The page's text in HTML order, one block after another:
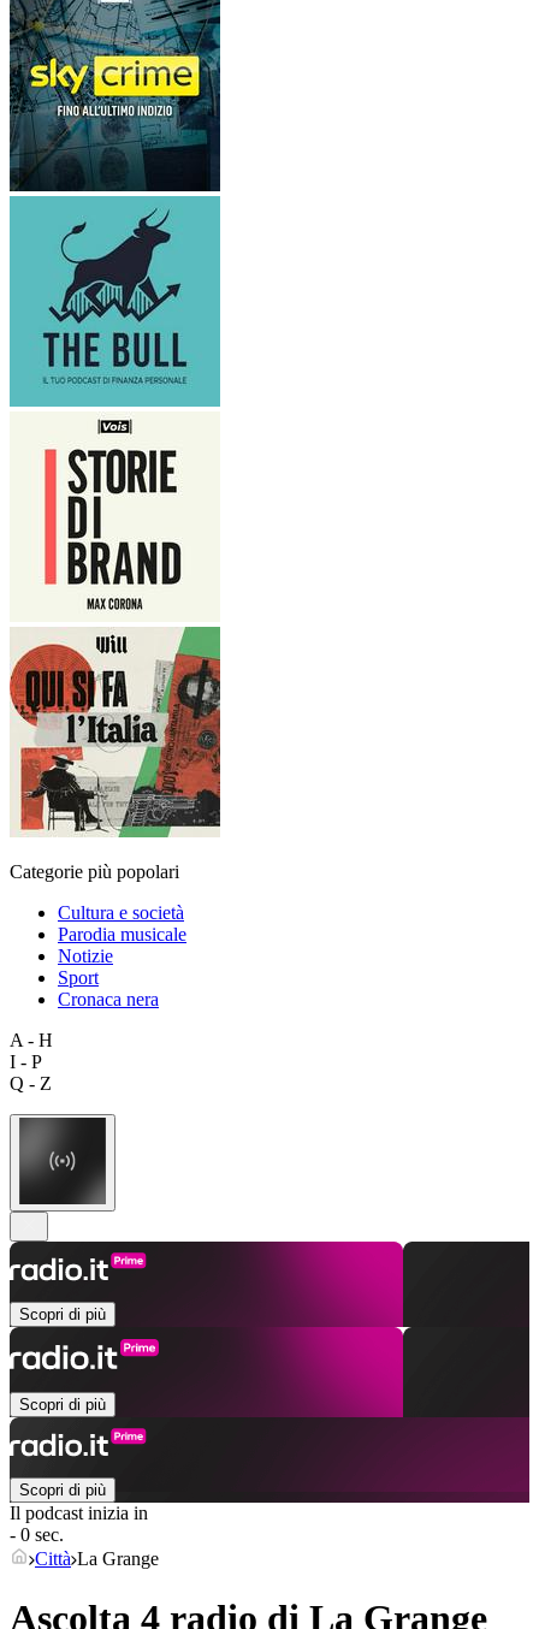
Categorie più popolari
Cultura e società
Parodia musicale
Notizie
Sport
Cronaca nera
A - H
I - P
Q - Z
Scopri di più
Scopri di più
Scopri di più
Il podcast inizia in
- 0 sec.
Città La Grange
Ascolta 4 radio di La Grange